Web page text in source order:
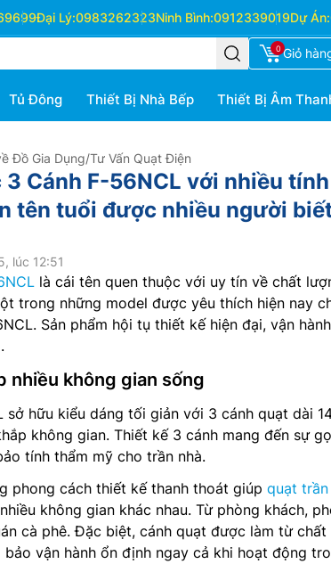
Đại Lý:0983262323Ninh Bình:0912339019Dự Án:
0 Giỏ
Tủ Đông Thiết Bị Nhà Bếp Thiết Bị Âm
Đồ Gia Dụng/Tư Vấn Quạt Điện
Cánh F-56NCL với nhiều tính
tên tuổi được nhiều người
lúc 12:51
là cái tên quen thuộc với uy tín về chất
trong những model được yêu thích hiện nay
Sản phẩm hội tụ thiết kế hiện đại, vận
nhiều không gian sống
sở hữu kiểu dáng tối giản với 3 cánh quạt dài
không gian. Thiết kế 3 cánh mang đến sự
tính thẩm mỹ cho trần nhà.
phong cách thiết kế thanh thoát giúp quạt trần
không gian khác nhau. Từ phòng khách,
cà phê. Đặc biệt, cánh quạt được làm từ chất
vận hành ổn định ngay cả khi hoạt động